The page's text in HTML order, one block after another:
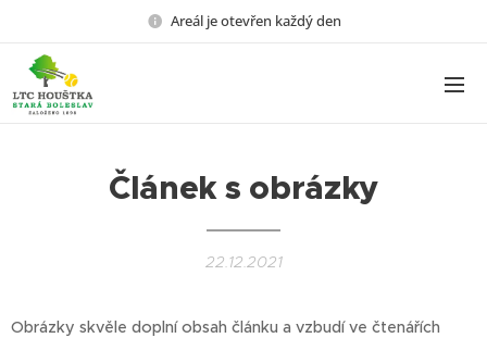
Areál je otevřen každý den
Článek s obrázky
22.12.2021
Obrázky skvěle doplní obsah článku a vzbudí ve čtenářích